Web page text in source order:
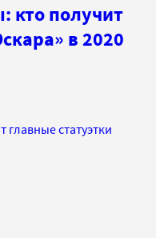
кто получит
в 2020
главные статуэтки